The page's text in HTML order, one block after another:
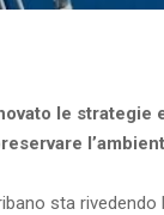
le
sta